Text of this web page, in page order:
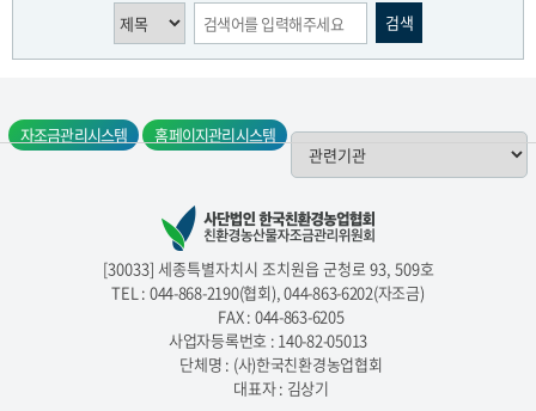
자조금관리시스템 홈페이지관리시스템
[30033] 세종특별자치시 조치원읍 군청로 93, 509호
TEL : 044-868-2190(협회),044-863-6202(자조금)
FAX : 044-863-6205
사업자등록번호 : 140-82-05013
단체명 : (사)한국친환경농업협회
대표자 : 김상기